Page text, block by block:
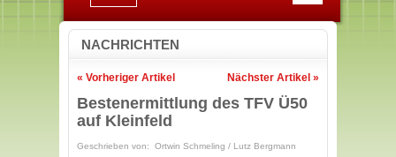
NACHRICHTEN
Nächster Artikel »
« Vorheriger Artikel
Bestenermittlung des TFV Ü50
auf Kleinfeld
Geschrieben von: Ortwin Schmeling / Lutz Bergmann